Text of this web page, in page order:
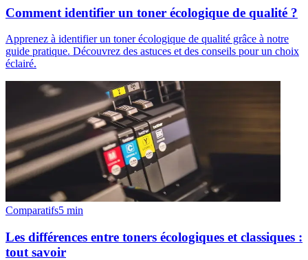
Comment identifier un toner écologique de qualité ?
Apprenez à identifier un toner écologique de qualité grâce à notre
guide pratique. Découvrez des astuces et des conseils pour un choix
éclairé.
Comparatifs5 min
Les différences entre toners écologiques et classiques :
tout savoir